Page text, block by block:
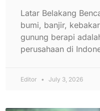
Latar Belakang
bumi, banjir,
gunung berapi
perusahaan di
Editor July 3, 2026